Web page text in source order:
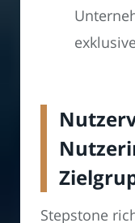
Stepstone